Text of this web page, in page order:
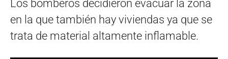
Los bomberos decidieron evacuar la zona
en la que también hay viviendas ya que se
trata de material altamente inflamable.